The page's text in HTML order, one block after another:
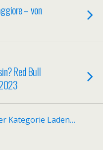
– von
Red Bull
Kategorie Laden…